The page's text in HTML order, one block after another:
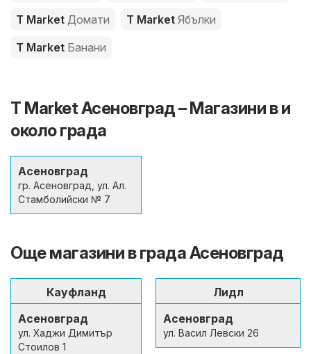
T Market Домати T Market Ябълки
T Market Банани
T Market Асеновград – Магазини в и
около града
Асеновград
гр. Асеновград, ул. Ал.
Стамболийски № 7
Още магазини в града Асеновград
Кауфланд
Асеновград
ул. Хаджи Димитър
Стоилов 1
Лидл
Асеновград
ул. Васил Левски 26